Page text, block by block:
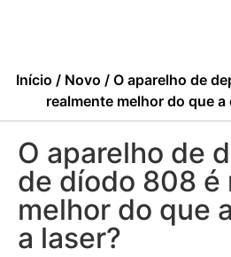
Início / Novo / O aparelho de
realmente melhor do que a
O aparelho de
de díodo 808 é
melhor do que
a laser?